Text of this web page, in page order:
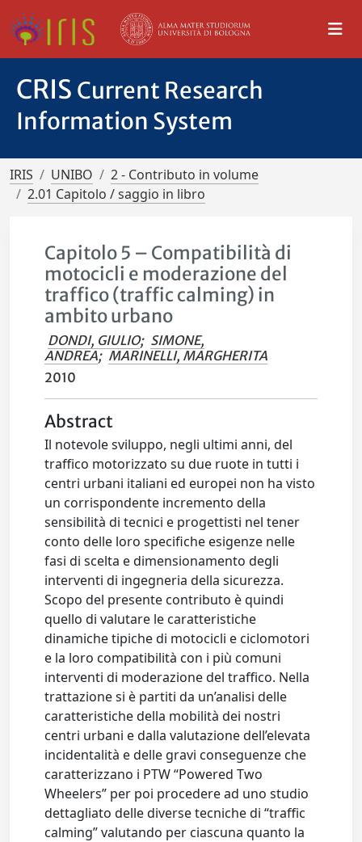
CRIS Current Research
Information System
IRIS UNIBO
2 - Contributo in volume
2.01 Capitolo / saggio in libro
Capitolo 5 – Compatibilità di
motocicli e moderazione del
traffico (traffic calming) in
ambito urbano
DONDI, GIULIO; SIMONE,
ANDREA; MARINELLI, MARGHERITA
2010
Abstract
Il notevole sviluppo, negli ultimi anni, del
traffico motorizzato su due ruote in tutti i
centri urbani italiani ed europei non ha visto
un corrispondente incremento della
sensibilità di tecnici e progettisti nel tener
conto delle loro specifiche esigenze nelle
fasi di scelta e dimensionamento degli
interventi di ingegneria della sicurezza.
Scopo del presente contributo è quindi
quello di valutare le caratteristiche
dinamiche tipiche di motocicli e ciclomotori
e la loro compatibilità con i più comuni
interventi di moderazione del traffico. Nella
trattazione si è partiti da un’analisi delle
caratteristiche della mobilità dei nostri
centri urbani e dalla valutazione dell’elevata
incidentalità e delle gravi conseguenze che
caratterizzano i PTW “Powered Two
Wheelers” per poi procedere ad uno studio
dettagliato delle diverse tecniche di “traffic
calming” valutando per ciascuna quanto la